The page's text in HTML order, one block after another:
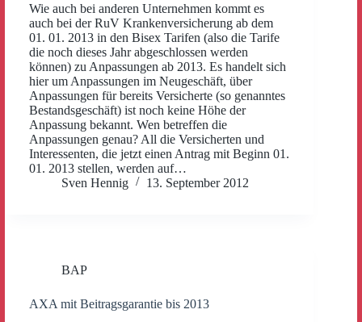
Wie auch bei anderen Unternehmen kommt es
auch bei der RuV Krankenversicherung ab dem
01. 01. 2013 in den Bisex Tarifen (also die Tarife
die noch dieses Jahr abgeschlossen werden
können) zu Anpassungen ab 2013. Es handelt sich
hier um Anpassungen im Neugeschäft, über
Anpassungen für bereits Versicherte (so genanntes
Bestandsgeschäft) ist noch keine Höhe der
Anpassung bekannt. Wen betreffen die
Anpassungen genau? All die Versicherten und
Interessenten, die jetzt einen Antrag mit Beginn 01.
01. 2013 stellen, werden auf…
Sven Hennig
13. September 2012
BAP
AXA mit Beitragsgarantie bis 2013